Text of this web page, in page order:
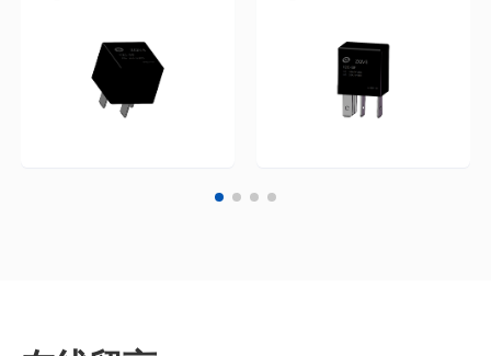
12VDC，并联电阻
680Ω（±10%）触点参数
触点形式1A，1C触点材
12VDC，并联电阻
680Ω（±10%）触点参数
触点形式1A，1C触点材